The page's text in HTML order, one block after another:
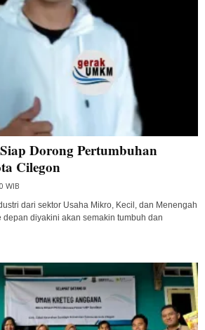
Dorong Pertumbuhan
Cilegon
WIB
dari sektor Usaha Mikro, Kecil, dan Menengah
depan diyakini akan semakin tumbuh dan